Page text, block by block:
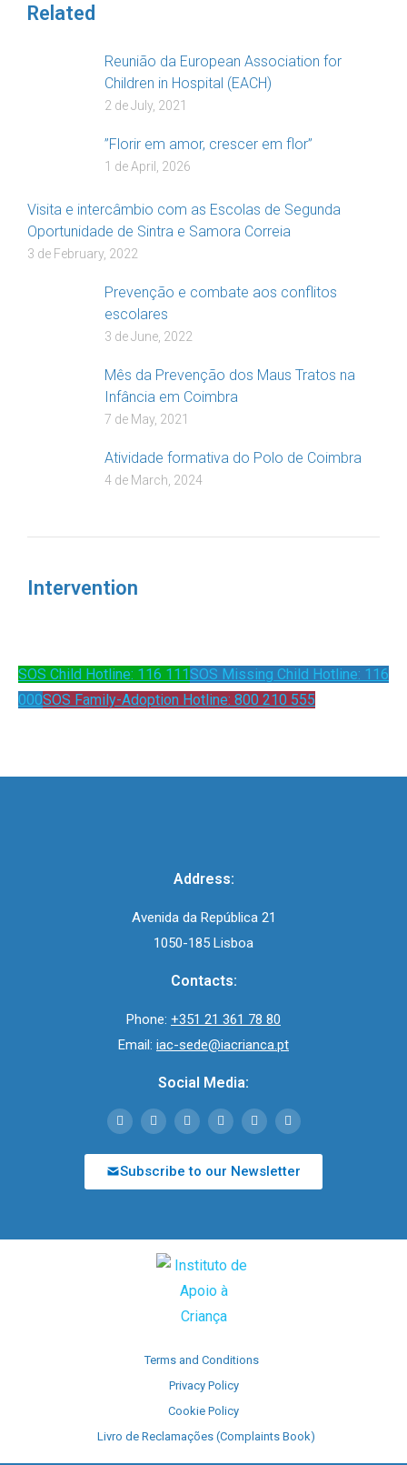
Related
Reunião da European Association for
Children in Hospital (EACH)
2 de July, 2021
”Florir em amor, crescer em flor”
1 de April, 2026
Visita e intercâmbio com as Escolas de Segunda
Oportunidade de Sintra e Samora Correia
3 de February, 2022
Prevenção e combate aos conflitos
escolares
3 de June, 2022
Mês da Prevenção dos Maus Tratos na
Infância em Coimbra
7 de May, 2021
Atividade formativa do Polo de Coimbra
4 de March, 2024
Intervention
SOS Child Hotline: 116 111SOS Missing Child Hotline: 116
000SOS Family-Adoption Hotline: 800 210 555
Address:
Avenida da República 21
1050-185 Lisboa
Contacts:
Phone: +351 21 361 78 80
Email: iac-sede@iacrianca.pt
Social Media:
Subscribe to our Newsletter
Terms and Conditions
Privacy Policy
Cookie Policy
Livro de Reclamações (Complaints Book)